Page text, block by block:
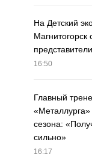
На Детский
Магнитогорск
16:50
Главный
сезона:
сильно»
16:17